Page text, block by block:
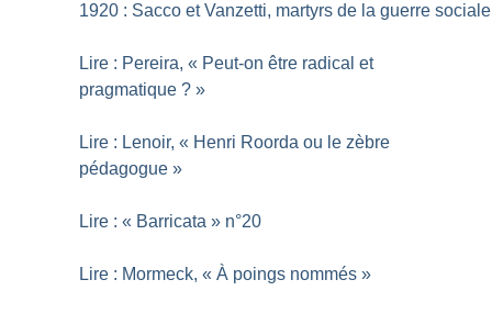
1920 : Sacco et Vanzetti, martyrs de la guerre sociale
Lire : Pereira, « Peut-on être radical et
pragmatique ? »
Lire : Lenoir, « Henri Roorda ou le zèbre
pédagogue »
Lire : « Barricata » n°20
Lire : Mormeck, « À poings nommés »